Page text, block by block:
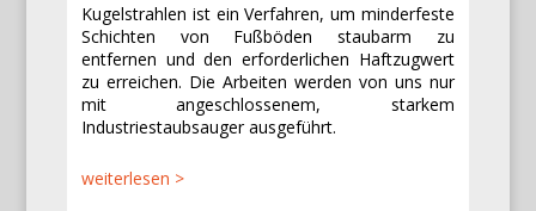
Kugelstrahlen ist ein Verfahren, um minderfeste
Schichten von Fußböden staubarm zu
entfernen und den erforderlichen Haftzugwert
zu erreichen. Die Arbeiten werden von uns nur
mit angeschlossenem, starkem
Industriestaubsauger ausgeführt.
weiterlesen >